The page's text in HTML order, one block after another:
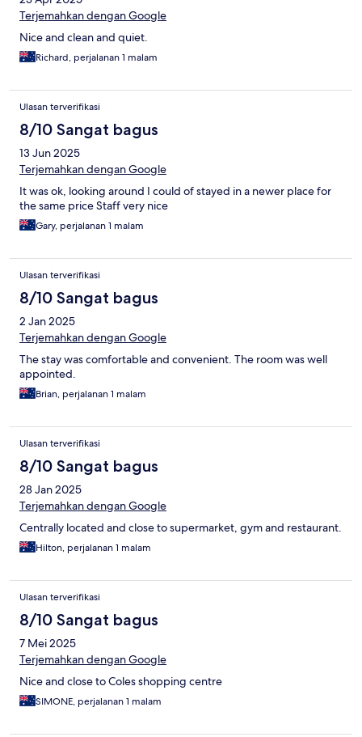
Terjemahkan dengan Google
Nice and clean and quiet.
Richard, perjalanan 1 malam
Ulasan terverifikasi
8/10 Sangat bagus
13 Jun 2025
Terjemahkan dengan Google
It was ok, looking around I could of stayed in a newer place for
the same price Staff very nice
Gary, perjalanan 1 malam
Ulasan terverifikasi
8/10 Sangat bagus
2 Jan 2025
Terjemahkan dengan Google
The stay was comfortable and convenient. The room was well
appointed.
Brian, perjalanan 1 malam
Ulasan terverifikasi
8/10 Sangat bagus
28 Jan 2025
Terjemahkan dengan Google
Centrally located and close to supermarket, gym and restaurant.
Hilton, perjalanan 1 malam
Ulasan terverifikasi
8/10 Sangat bagus
7 Mei 2025
Terjemahkan dengan Google
Nice and close to Coles shopping centre
SIMONE, perjalanan 1 malam